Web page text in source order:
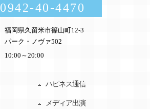
0942-40-4470
福岡県久留米市篠山町12-3
パーク・ノヴァ502
10:00～20:00
ハピネス通信
メディア出演